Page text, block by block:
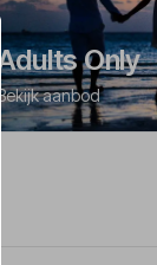
Adults Only
Bekijk aanbod